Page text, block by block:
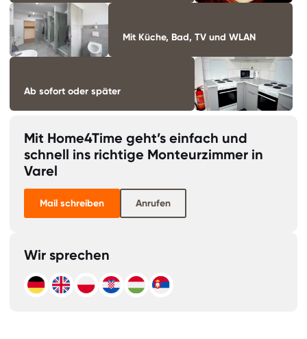
Mit Küche, Bad, TV und WLAN
Ab sofort oder später
Mit Home4Time geht’s einfach und
schnell ins richtige Monteurzimmer in
Varel
Mail schreiben Anrufen
Wir sprechen